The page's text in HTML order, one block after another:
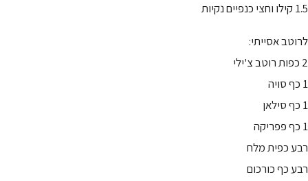
1.5 קילו וחצי כנפיים נקיות
לרוטב אסייתי:
2 כפות רוטב צ'ילי
1 כף סויה
1 כף סילאן
1 כף פפריקה
רבע כפית מלח
רבע כף כורכום